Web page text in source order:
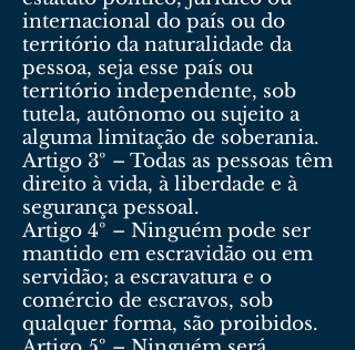
internacional do país ou do
território da naturalidade da
pessoa, seja esse país ou
território independente, sob
tutela, autônomo ou sujeito a
alguma limitação de soberania.
Artigo 3º – Todas as pessoas têm
direito à vida, à liberdade e à
segurança pessoal.
Artigo 4º – Ninguém pode ser
mantido em escravidão ou em
servidão; a escravatura e o
comércio de escravos, sob
qualquer forma, são proibidos.